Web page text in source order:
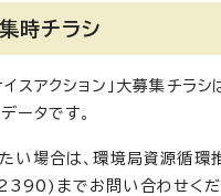
時チラシ
イスアクション」大募集チラシ
ータです。
い場合は、環境局資源循環
までお問い合わせくだ